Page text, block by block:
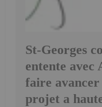
St-Georges
entente avec
faire
projet a